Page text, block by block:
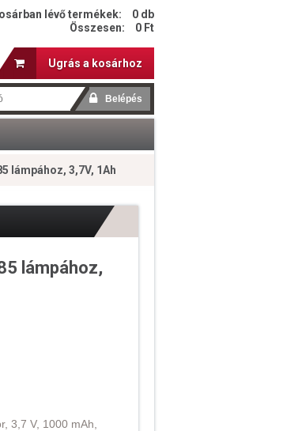
lévő termékek:
0 db
Összesen:
0 Ft
Ugrás a kosárhoz
lámpához, 3,7V, 1Ah
lámpához,
3,7 V, 1000 mAh,